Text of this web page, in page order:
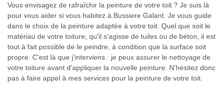
Vous envisagez de rafraîchir la peinture de votre toit ? Je suis là
pour vous aider si vous habitez à Bussiere Galant. Je vous guide
dans le choix de la peinture adaptée à votre toit. Quel que soit le
matériau de votre toiture, qu'il s'agisse de tuiles ou de béton, il est
tout à fait possible de le peindre, à condition que la surface soit
propre. C'est là que j'interviens : je peux assurer le nettoyage de
votre toiture avant d'appliquer la nouvelle peinture. N'hésitez donc
pas à faire appel à mes services pour la peinture de votre toit.